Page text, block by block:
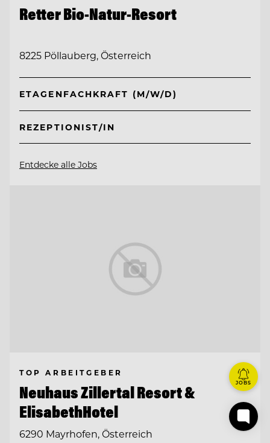
Retter Bio-Natur-Resort
8225 Pöllauberg, Österreich
ETAGENFACHKRAFT (M/W/D)
REZEPTIONIST/IN
Entdecke alle Jobs
TOP ARBEITGEBER
Neuhaus Zillertal Resort &
ElisabethHotel
6290 Mayrhofen, Österreich
JOBS